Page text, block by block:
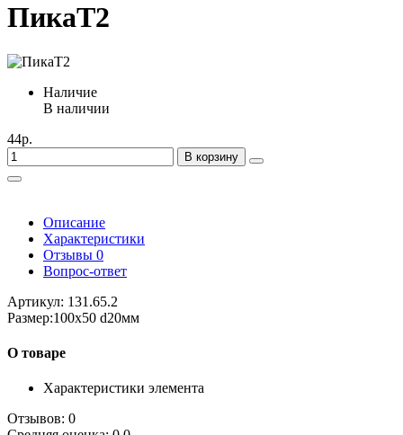
ПикаТ2
Наличие
В наличии
44р.
В корзину
Описание
Характеристики
Отзывы 0
Вопрос-ответ
Артикул: 131.65.2
Размер:100х50 d20мм
О товаре
Характеристики элемента
Отзывов: 0